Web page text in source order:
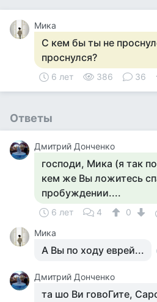
Мика
С кем бы ты не
проснулся?
6 лет 386 36
Ответы
Дмитрий Донченко
господи, Мика (я так
кем же Вы ложитесь
пробуждении....
6 лет 4
0
Мика
А Вы по ходу еврей...
Дмитрий Донченко
та шо Ви говоГите,